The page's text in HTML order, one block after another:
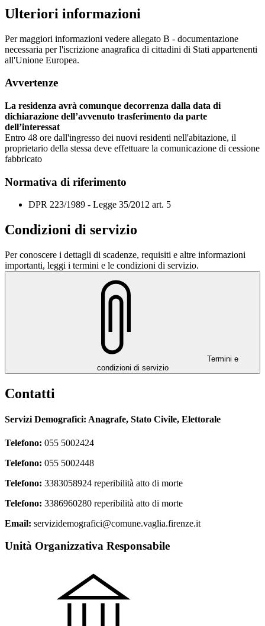
Ulteriori informazioni
Per maggiori informazioni vedere allegato B - documentazione
necessaria per l'iscrizione anagrafica di cittadini di Stati appartenenti
all'Unione Europea.
Avvertenze
La residenza avrà comunque decorrenza dalla data di
dichiarazione dell’avvenuto trasferimento da parte
dell’interessat
Entro 48 ore dall'ingresso dei nuovi residenti nell'abitazione, il
proprietario della stessa deve effettuare la comunicazione di cessione
fabbricato
Normativa di riferimento
DPR 223/1989 - Legge 35/2012 art. 5
Condizioni di servizio
Per conoscere i dettagli di scadenze, requisiti e altre informazioni
importanti, leggi i termini e le condizioni di servizio.
Termini e
condizioni di servizio
Contatti
Servizi Demografici: Anagrafe, Stato Civile, Elettorale
Telefono: 055 5002424
Telefono: 055 5002448
Telefono: 3383058924 reperibilità atto di morte
Telefono: 3386960280 reperibilità atto di morte
Email: servizidemografici@comune.vaglia.firenze.it
Unità Organizzativa Responsabile